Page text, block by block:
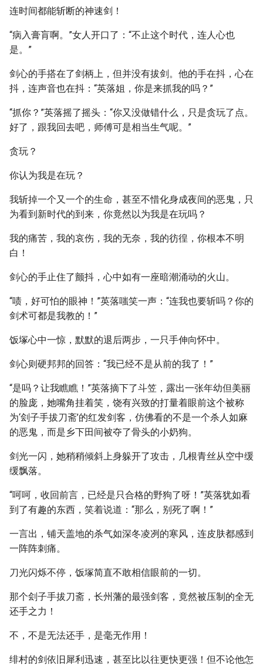
连时间都能斩断的神速剑！
“病入膏肓啊。”女人开口了：“不止这个时代，连人心也
是。”
剑心的手搭在了剑柄上，但并没有拔剑。他的手在抖，心在
抖，连声音也在抖：“英落姐，你是来抓我的吗？”
“抓你？”英落摇了摇头：“你又没做错什么，只是贪玩了点。
好了，跟我回去吧，师傅可是相当生气呢。”
贪玩？
你认为我是在玩？
我斩掉一个又一个的生命，甚至不惜化身成夜间的恶鬼，只
为看到新时代的到来，你竟然以为我是在玩吗？
我的痛苦，我的哀伤，我的无奈，我的彷徨，你根本不明
白！
剑心的手止住了颤抖，心中如有一座暗潮涌动的火山。
“啧，好可怕的眼神！”英落嗤笑一声：“连我也要斩吗？你的
剑术可都是我教的！”
饭塚心中一惊，默默的退后两步，一只手伸向怀中。
剑心则硬邦邦的回答：“我已经不是从前的我了！”
“是吗？让我瞧瞧！”英落摘下了斗笠，露出一张年幼但美丽
的脸庞，她嘴角挂着笑，饶有兴致的打量着眼前这个被称
为‘刽子手拔刀斋’的红发剑客，仿佛看的不是一个杀人如麻
的恶鬼，而是乡下田间被夺了骨头的小奶狗。
剑光一闪，她稍稍倾斜上身躲开了攻击，几根青丝从空中缓
缓飘落。
“呵呵，收回前言，已经是只合格的野狗了呀！”英落犹如看
到了有趣的东西，笑着说道：“那么，别死了啊！”
一言出，铺天盖地的杀气如深冬凌冽的寒风，连皮肤都感到
一阵阵刺痛。
刀光闪烁不停，饭塚简直不敢相信眼前的一切。
那个刽子手拔刀斋，长州藩的最强剑客，竟然被压制的全无
还手之力！
不，不是无法还手，是毫无作用！
绯村的剑依旧犀利迅速，甚至比以往更快更强！但不论他怎